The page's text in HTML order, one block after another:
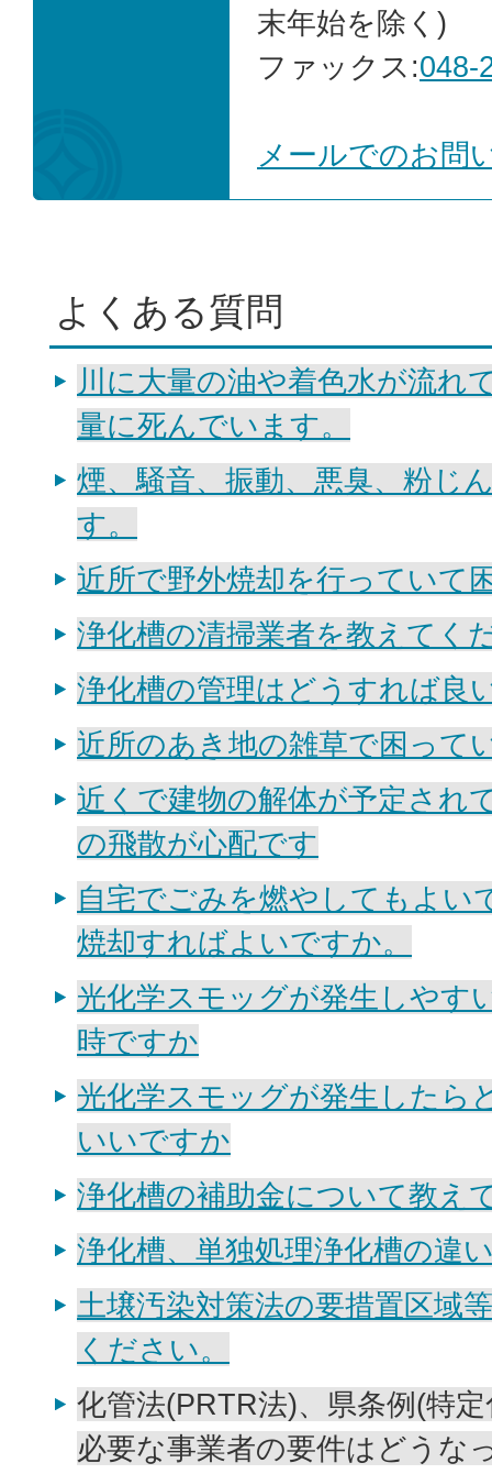
末年始を除く)
ファックス:048-
メールでのお問
よくある質問
川に大量の油や着色水が流れ
量に死んでいます。
煙、騒音、振動、悪臭、粉じ
す。
近所で野外焼却を行っていて
浄化槽の清掃業者を教えてく
浄化槽の管理はどうすれば良
近所のあき地の雑草で困って
近くで建物の解体が予定され
の飛散が心配です
自宅でごみを燃やしてもよい
焼却すればよいですか。
光化学スモッグが発生しやす
時ですか
光化学スモッグが発生したら
いいですか
浄化槽の補助金について教え
浄化槽、単独処理浄化槽の違
土壌汚染対策法の要措置区域
ください。
化管法(PRTR法)、県条例(特
必要な事業者の要件はどうな